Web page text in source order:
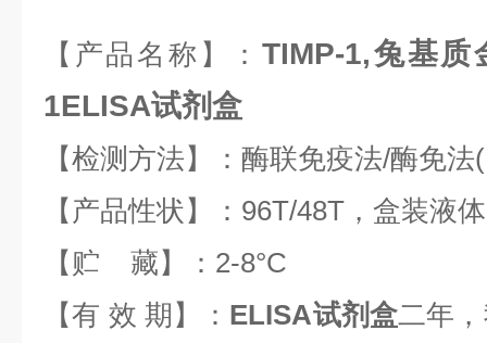
【产品名称】：TIMP-1,兔基
1ELISA试剂盒
【检测方法】：酶联免疫法/酶免法
【产品性状】：96T/48T，盒装液体
【贮 藏】：2-8°C
【有 效 期】： ELISA试剂盒二年